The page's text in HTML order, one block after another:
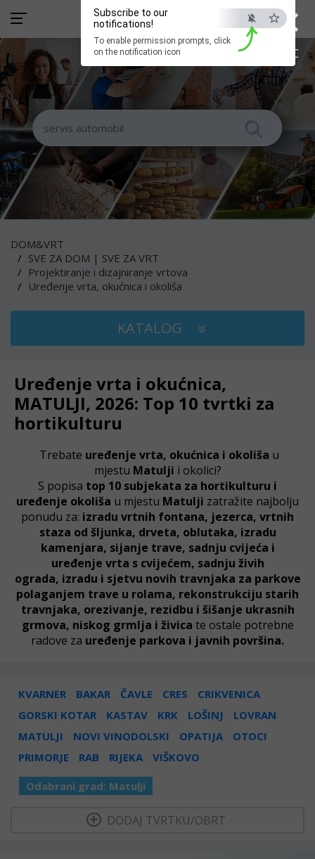
×
ESC
Subscribe to our
notifications!
To enable permission prompts, click
on the notification icon
DOM&VRT
SVE ZA DOM | SVE ZA VRT
Projektiranje i dizajniranje vrtova
Uređenje vrta, okućnica i okoliša
KATALOG
Uređenje vrta i okućnica,
MATULJI, 2026: Top 10 tvrtki za
hortikulturu
Trebate uređenje vrta, okućnica i okoliša u
mjestu Matulji i okolici?
S popisa top 10 subjekata za hortikulturu i
uređenje okoliša u mjestu Matulji zatražite najbolju
ponudu za: izradu vrtnih fontana, jezerca, vrtnih
staza od šljunka, drveta, oblutaka, izradu
kamenjara, sijanje trave, sadnju cvijeća i
uređenje vrta s cvijećem, sadnju živih
ograda, izradu i sjetvu novih travnjaka za parkove
polaganjem trave u rolama, rekonstrukciju starih
travnjaka, orezivanje, rezidbu i šišanje ukrasnih
grmova, niskog grmlja i živica te ostale potrebne
radove za uređenje parkova i javnih površina.
KVARNER BAKAR ČAVLE CRES
CRIKVENICA
GORSKI KOTAR
KASTAV KRK LOŠINJ
LOVRAN
MATULJI
NOVI VINODOLSKI OPATIJA
OTOCI
PRIMORJE
RAB RIJEKA VIŠKOVO
Odabrani grad: Matulji
DODAJ TVRTKU/OBRT